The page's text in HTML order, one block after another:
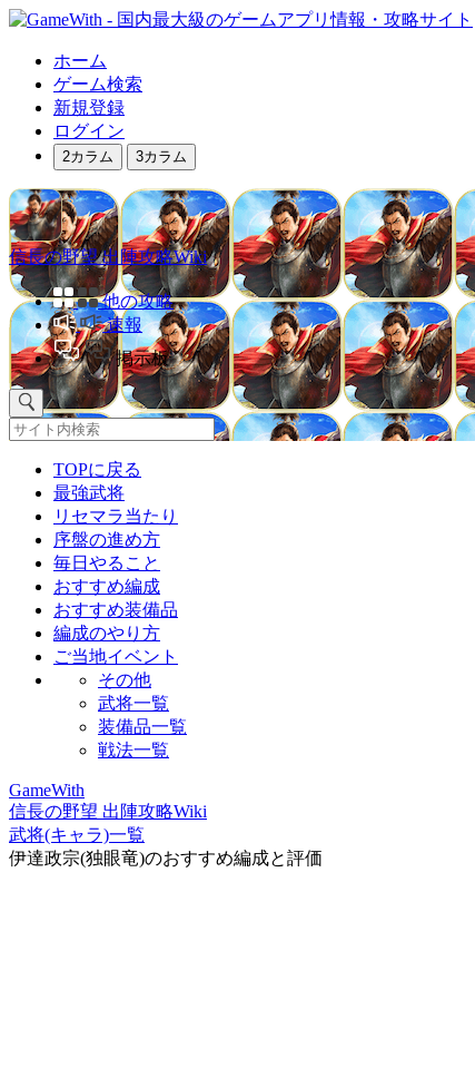
ホーム
ゲーム検索
新規登録
ログイン
2カラム 3カラム
信長の野望 出陣攻略Wiki
他の攻略
速報
掲示板
TOPに戻る
最強武将
リセマラ当たり
序盤の進め方
毎日やること
おすすめ編成
おすすめ装備品
編成のやり方
ご当地イベント
その他
武将一覧
装備品一覧
戦法一覧
GameWith
信長の野望 出陣攻略Wiki
武将(キャラ)一覧
伊達政宗(独眼竜)のおすすめ編成と評価